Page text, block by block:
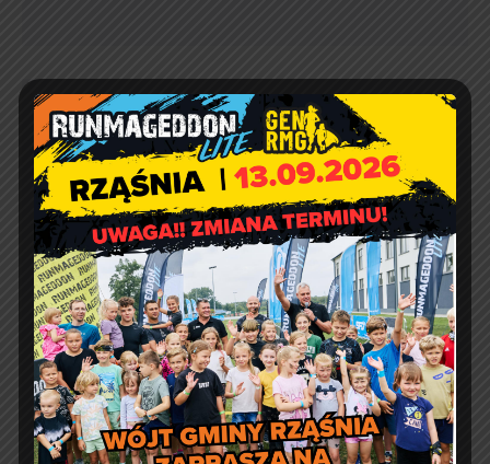
Jakość powietrza